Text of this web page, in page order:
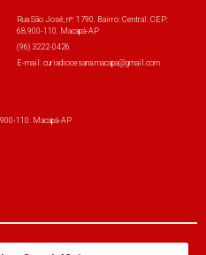
Rua São José, nº: 1790. Bairro: Central. CEP:
68.900-110. Macapá-AP
(96) 3222-0426
E-mail: curiadiocesana.macapa@gmail.com
110. Macapá-AP